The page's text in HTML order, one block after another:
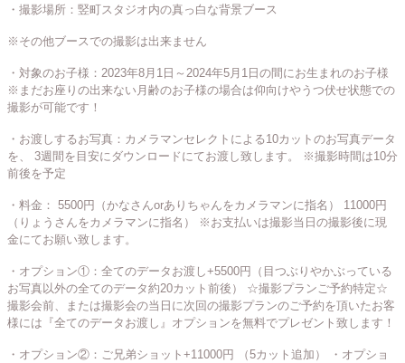
・撮影場所：竪町スタジオ内の真っ白な背景ブース
※その他ブースでの撮影は出来ません
・対象のお子様：2023年8月1日～2024年5月1日の間にお生まれのお子様
※まだお座りの出来ない月齢のお子様の場合は仰向けやうつ伏せ状態での
撮影が可能です！
・お渡しするお写真：カメラマンセレクトによる10カットのお写真データ
を、 3週間を目安にダウンロードにてお渡し致します。
※撮影時間は10分
前後を予定
・料金： 5500円（かなさんorありちゃんをカメラマンに指名）
11000円
（りょうさんをカメラマンに指名）
※お支払いは撮影当日の撮影後に現
金にてお願い致します。
・オプション①：全てのデータお渡し+5500円（目つぶりやかぶっている
お写真以外の全てのデータ約20カット前後）
☆撮影プランご予約特定☆
撮影会前、または撮影会の当日に次回の撮影プランのご予約を頂いたお客
様には『全てのデータお渡し』オプションを無料でプレゼント致します！
・オプション②：ご兄弟ショット+11000円 （5カット追加）
・オプショ